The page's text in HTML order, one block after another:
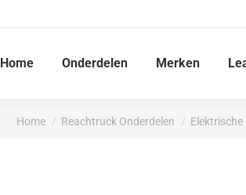
Home Onderdelen Merken
Je bent hier:
Home Reachtruck Onderdelen